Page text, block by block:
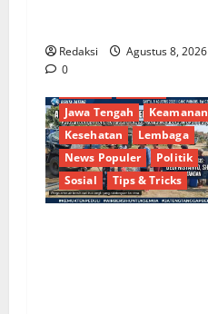
Redaksi
Agustus 8, 2026
0Berita Terkini
Jawa Tengah
Keamanan
Kesehatan
Lembaga
News Populer
Politik
Sosial
Tips & Tricks